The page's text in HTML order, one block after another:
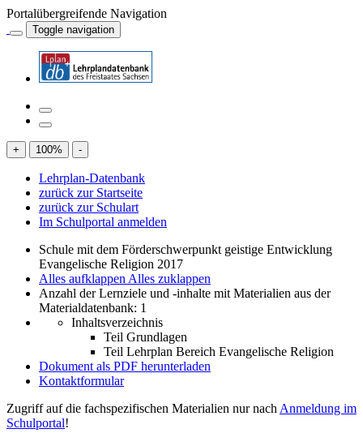
Portalübergreifende Navigation
Toggle navigation
+ 100% -
Lehrplan-Datenbank
zurück zur Startseite
zurück zur Schulart
Im Schulportal anmelden
Schule mit dem Förderschwerpunkt geistige Entwicklung
Evangelische Religion 2017
Alles aufklappen Alles zuklappen
Anzahl der Lernziele und -inhalte mit Materialien aus der
Materialdatenbank: 1
Inhaltsverzeichnis
Teil Grundlagen
Teil Lehrplan Bereich Evangelische Religion
Dokument als PDF herunterladen
Kontaktformular
Zugriff auf die fachspezifischen Materialien nur nach Anmeldung im
Schulportal!